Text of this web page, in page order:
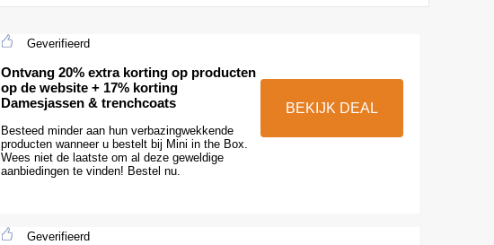
Geverifieerd
Ontvang 20% extra korting op producten
op de website + 17% korting
Damesjassen & trenchcoats
Besteed minder aan hun verbazingwekkende
producten wanneer u bestelt bij Mini in the Box.
Wees niet de laatste om al deze geweldige
aanbiedingen te vinden! Bestel nu.
BEKIJK DEAL
Geverifieerd